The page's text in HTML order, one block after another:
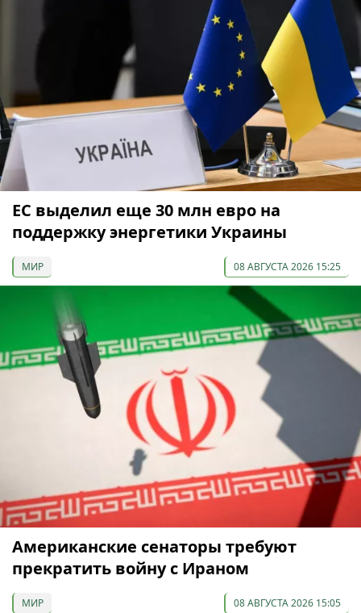
ЕС выделил еще 30 млн евро на
поддержку энергетики Украины
МИР 08 АВГУСТА 2026 15:25
Американские сенаторы требуют
прекратить войну с Ираном
МИР 08 АВГУСТА 2026 15:05